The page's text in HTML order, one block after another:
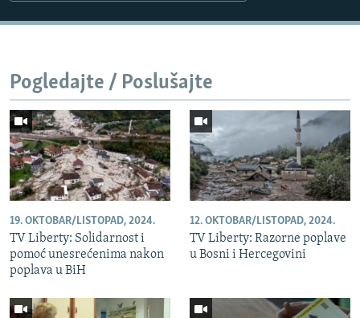
Pogledajte / Poslušajte
19. OKTOBAR/LISTOPAD, 2024.
TV Liberty: Solidarnost i
pomoć unesrećenima nakon
poplava u BiH
12. OKTOBAR/LISTOPAD, 2024.
TV Liberty: Razorne poplave
u Bosni i Hercegovini